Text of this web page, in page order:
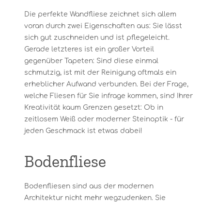
Die perfekte Wandfliese zeichnet sich allem
voran durch zwei Eigenschaften aus: Sie lässt
sich gut zuschneiden und ist pflegeleicht.
Gerade letzteres ist ein großer Vorteil
gegenüber Tapeten: Sind diese einmal
schmutzig, ist mit der Reinigung oftmals ein
erheblicher Aufwand verbunden. Bei der Frage,
welche Fliesen für Sie infrage kommen, sind Ihrer
Kreativität kaum Grenzen gesetzt: Ob in
zeitlosem Weiß oder moderner Steinoptik - für
jeden Geschmack ist etwas dabei!
Bodenfliese
Bodenfliesen sind aus der modernen
Architektur nicht mehr wegzudenken. Sie